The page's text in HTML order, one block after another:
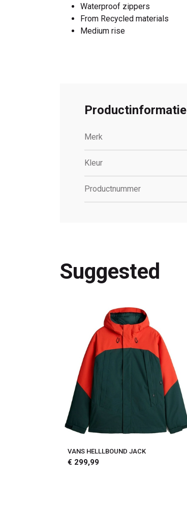
Waterproof zippers
From Recycled materials
Medium rise
Productinformatie
Merk
Kleur
Productnummer
Suggested
VANS HELLLBOUND JACK
€ 299,99